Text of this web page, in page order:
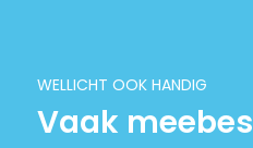
WELLICHT OOK HANDIG
Vaak